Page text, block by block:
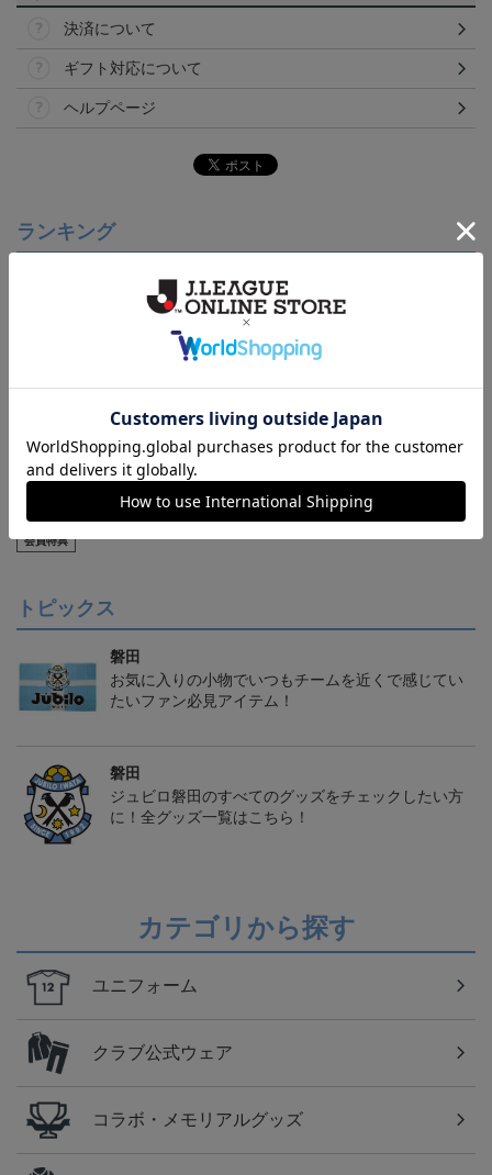
決済について
ギフト対応について
ヘルプページ
ランキング
【S～4XL】2026/27ユニ
フォーム オーセンティッ
21,450円～25,950円
会員特典
ジュビロ磐田 チルタリ
ス タオルマフラー
ジュビロ磐田 ピカチュ
ウ タオルマフラー
トピックス
磐田
お気に入りの小物でいつもチームを近くで感じてい
たいファン必見アイテム！
磐田
ジュビロ磐田のすべてのグッズをチェックしたい方
に！全グッズ一覧はこちら！
カテゴリから探す
ユニフォーム
クラブ公式ウェア
コラボ・メモリアルグッズ